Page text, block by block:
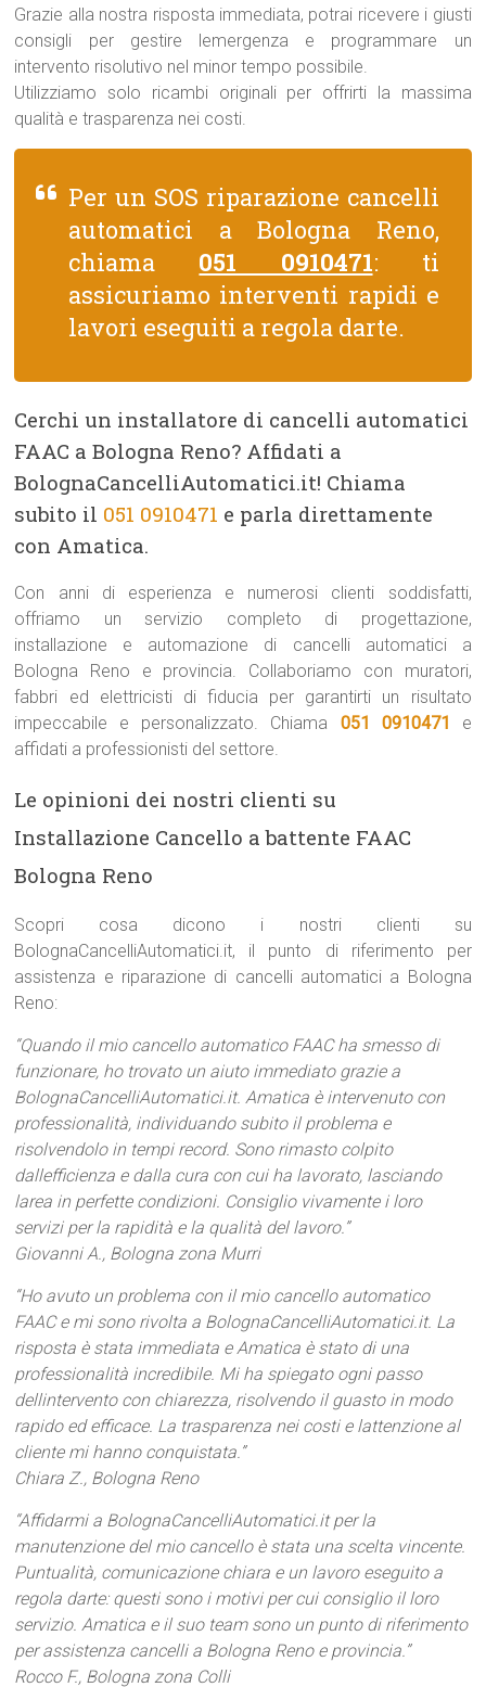
Grazie alla nostra risposta immediata, potrai ricevere i giusti
consigli per gestire lemergenza e programmare un
intervento risolutivo nel minor tempo possibile.
Utilizziamo solo ricambi originali per offrirti la massima
qualità e trasparenza nei costi.
Per un SOS riparazione cancelli
automatici a Bologna Reno,
chiama 051 0910471: ti
assicuriamo interventi rapidi e
lavori eseguiti a regola darte.
Cerchi un installatore di cancelli automatici
FAAC a Bologna Reno? Affidati a
BolognaCancelliAutomatici.it! Chiama
subito il 051 0910471 e parla direttamente
con Amatica.
Con anni di esperienza e numerosi clienti soddisfatti,
offriamo un servizio completo di progettazione,
installazione e automazione di cancelli automatici a
Bologna Reno e provincia. Collaboriamo con muratori,
fabbri ed elettricisti di fiducia per garantirti un risultato
impeccabile e personalizzato. Chiama 051 0910471 e
affidati a professionisti del settore.
Le opinioni dei nostri clienti su
Installazione Cancello a battente FAAC
Bologna Reno
Scopri cosa dicono i nostri clienti su
BolognaCancelliAutomatici.it, il punto di riferimento per
assistenza e riparazione di cancelli automatici a Bologna
Reno:
“Quando il mio cancello automatico FAAC ha smesso di
funzionare, ho trovato un aiuto immediato grazie a
BolognaCancelliAutomatici.it. Amatica è intervenuto con
professionalità, individuando subito il problema e
risolvendolo in tempi record. Sono rimasto colpito
dallefficienza e dalla cura con cui ha lavorato, lasciando
larea in perfette condizioni. Consiglio vivamente i loro
servizi per la rapidità e la qualità del lavoro.”
Giovanni A., Bologna zona Murri
“Ho avuto un problema con il mio cancello automatico
FAAC e mi sono rivolta a BolognaCancelliAutomatici.it. La
risposta è stata immediata e Amatica è stato di una
professionalità incredibile. Mi ha spiegato ogni passo
dellintervento con chiarezza, risolvendo il guasto in modo
rapido ed efficace. La trasparenza nei costi e lattenzione al
cliente mi hanno conquistata.”
Chiara Z., Bologna Reno
“Affidarmi a BolognaCancelliAutomatici.it per la
manutenzione del mio cancello è stata una scelta vincente.
Puntualità, comunicazione chiara e un lavoro eseguito a
regola darte: questi sono i motivi per cui consiglio il loro
servizio. Amatica e il suo team sono un punto di riferimento
per assistenza cancelli a Bologna Reno e provincia.”
Rocco F., Bologna zona Colli